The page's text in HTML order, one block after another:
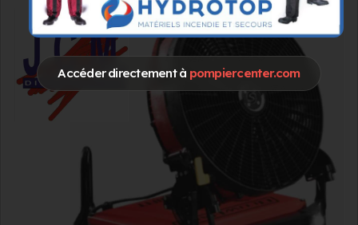
Accéder directement à pompiercenter.com